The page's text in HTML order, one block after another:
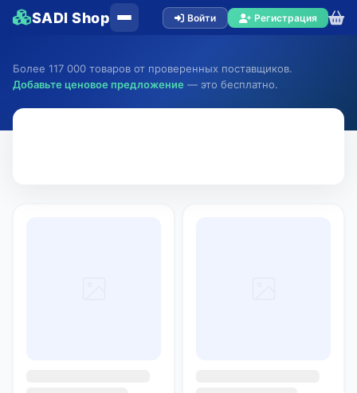
SADI Shop Войти Регистрация
Более 117 000 товаров от проверенных поставщиков.
Добавьте ценовое предложение — это бесплатно.